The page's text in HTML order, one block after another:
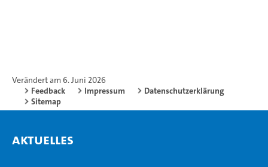
Verändert am 6. Juni 2026
Feedback
Impressum
Datenschutzerklärung
Sitemap
Aktuelles